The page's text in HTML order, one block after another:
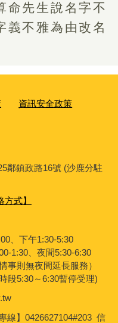
命先生說名字不
義不雅為由改名
資訊安全政策
鄰鎮政路16號 (沙鹿分駐
方式】
、下午1:30-5:30
1:30、夜間5:30-6:30
事則無夜間延長服務）
段5:30～6:30暫停受理)
線】0426627104#203 信